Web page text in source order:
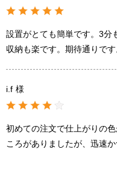
設置がとても簡単です。3分
収納も楽です。期待通りです
i.f 様
初めての注文で仕上がりの
ころがありましたが、迅速